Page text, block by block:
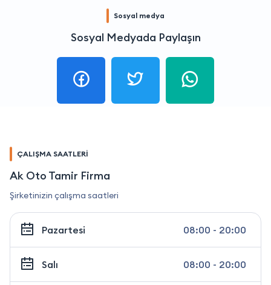
Sosyal medya
Sosyal Medyada Paylaşın
ÇALIŞMA SAATLERİ
Ak Oto Tamir Firma
Şirketinizin çalışma saatleri
Pazartesi 08:00 - 20:00
Salı 08:00 - 20:00